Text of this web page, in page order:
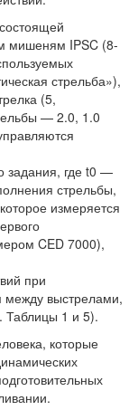
мишеням IPSC (8-
стрельба»),
(5,
— 2.0, 1.0
задания, где t0 —
стрельбы,
измеряется
CED 7000),
при
между выстрелами,
Таблицы 1 и 5).
которые